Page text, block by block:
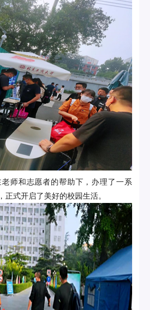
老师和志愿者的帮助下，办理了一系
正式开启了美好的校园生活。